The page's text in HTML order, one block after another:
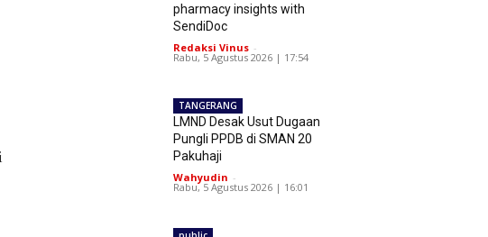
pharmacy insights with
SendiDoc
Redaksi Vinus -
Rabu, 5 Agustus 2026 | 17:54
TANGERANG
LMND Desak Usut Dugaan
Pungli PPDB di SMAN 20
Pakuhaji
Wahyudin -
Rabu, 5 Agustus 2026 | 16:01